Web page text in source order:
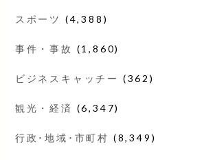
スポーツ (4,388)
事件・事故 (1,860)
ビジネスキャッチー (362)
観光・経済 (6,347)
行政･地域･市町村 (8,349)